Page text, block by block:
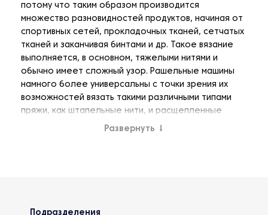
потому что таким образом производится
множество разновидностей продуктов, начиная от
спортивных сетей, прокладочных тканей, сетчатых
тканей и заканчивая бинтами и др. Такое вязание
выполняется, в основном, тяжелыми нитями и
обычно имеет сложный узор. Рашельные машины
намного более универсальны с точки зрения их
возможностей вязать такими различными типами
пряжи, как штапельные нити, и расщепленные
Развернуть ↓
Подразделения